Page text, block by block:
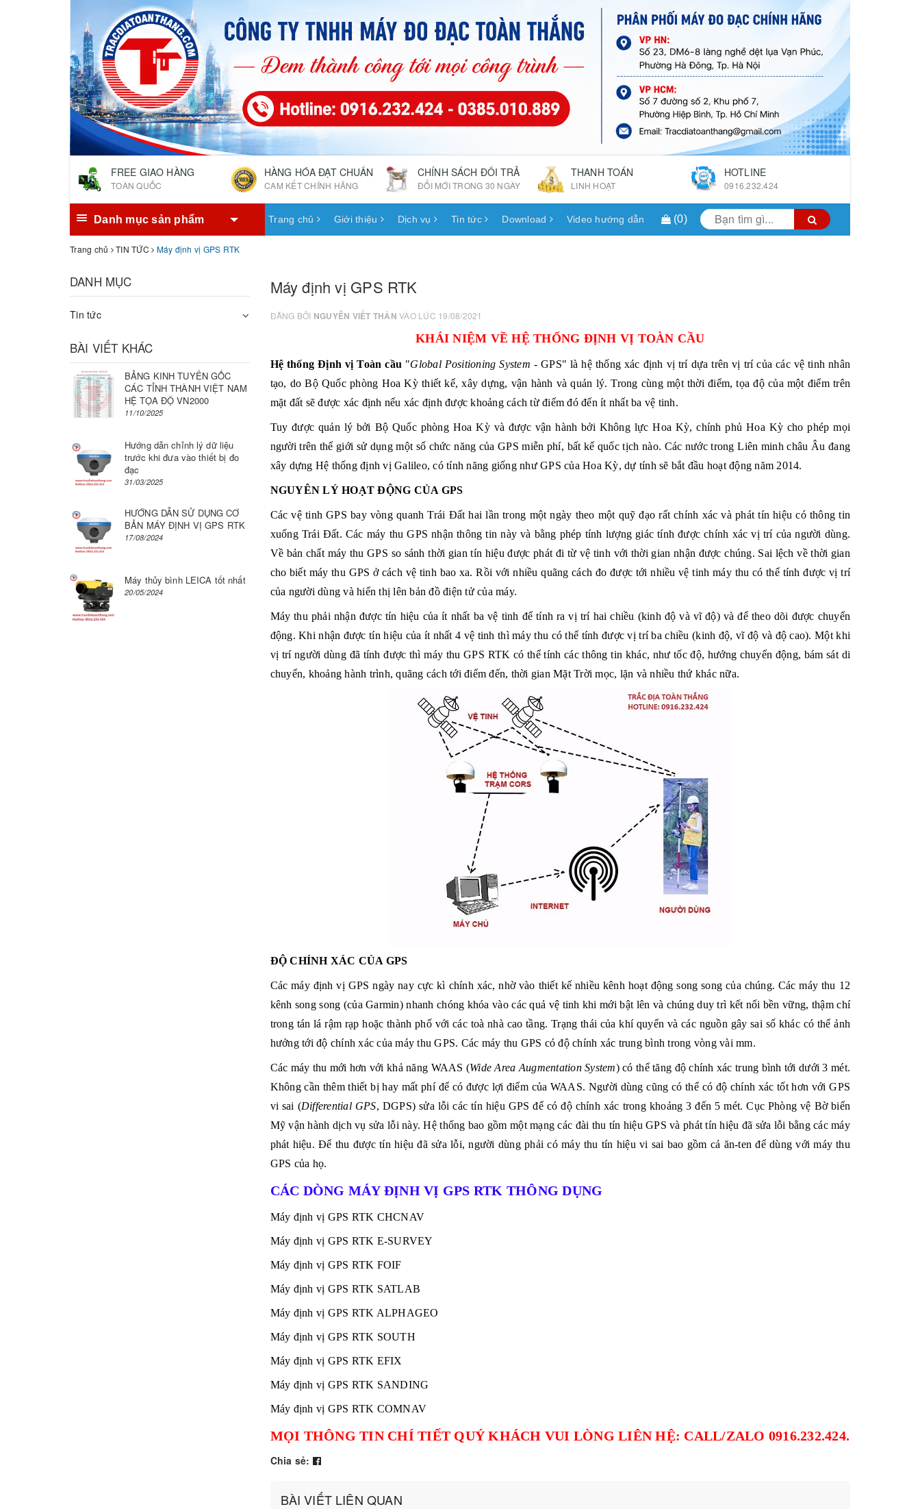
FREE GIAO HÀNG
TOÀN QUỐC
HÀNG HÓA ĐẠT CHUẨN
CAM KẾT CHÍNH HÃNG
CHÍNH SÁCH ĐỔI TRẢ
ĐỔI MỚI TRONG 30 NGÀY
THANH TOÁN
LINH HOẠT
HOTLINE
0916.232.424
Danh mục sản phẩm Trang chủ Giới thiệu Dịch vụ Tin tức Download Video hướng dẫn (0)
Trang chủ TIN TỨC Máy định vị GPS RTK
Máy định vị GPS RTK
ĐĂNG BỞI NGUYỄN VIẾT THẢN VÀO LÚC 19/08/2021
KHÁI NIỆM VỀ HỆ THỐNG ĐỊNH VỊ TOÀN CẦU
Hệ thống Định vị Toàn cầu "Global Positioning System - GPS" là hệ thống xác định vị trí dựa trên vị trí của các vệ tinh nhân
tạo, doBộ Quốc phòng Hoa Kỳthiết kế, xây dựng, vận hành và quản lý. Trong cùng một thời điểm, tọa độ của một điểm trên
mặt đất sẽ được xác định nếu xác định được khoảng cách từ điểm đó đến ít nhất ba vệ tinh.
Tuy được quản lý bởi Bộ Quốc phòng Hoa Kỳvà được vận hành bởi Không lực Hoa Kỳ, chính phủHoa Kỳ cho phép mọi
người trên thế giới sử dụng một số chức năng của GPS miễn phí, bất kể quốc tịch nào. Các nước trongLiên minh châu Âu đang
xây dựng Hệ thống định vị Galileo, có tính năng giống như GPS của Hoa Kỳ, dự tính sẽ bắt đầu hoạt động năm 2014.
NGUYÊN LÝ HOẠT ĐỘNG CỦA GPS
Cácvệ tinh GPS bay vòng quanh Trái Đất hai lần trong một ngày theo một quỹ đạo rất chính xác và phát tín hiệu có thông tin
xuống Trái Đất. Các máy thu GPS nhận thông tin này và bằng phép tính lượng giác tính được chính xác vị trí của người dùng.
Về bản chất máy thu GPS so sánh thời gian tín hiệu được phát đi từ vệ tinh với thời gian nhận được chúng. Sai lệch về thời gian
cho biết máy thu GPS ở cách vệ tinh bao xa. Rồi với nhiều quãng cách đo được tới nhiều vệ tinh máy thu có thể tính được vị trí
của người dùng và hiển thị lên bản đồ điện tử của máy.
Máy thu phải nhận được tín hiệu của ít nhất ba vệ tinh để tính ra vị trí hai chiều (kinh độ và vĩ độ) và để theo dõi được chuyển
động. Khi nhận được tín hiệu của ít nhất 4 vệ tinh thì máy thu có thể tính được vị trí ba chiều (kinh độ, vĩ độ và độ cao). Một khi
vị trí người dùng đã tính được thìmáy thu GPS RTK có thể tính các thông tin khác, như tốc độ, hướng chuyển động, bám sát di
chuyển, khoảng hành trình, quãng cách tới điểm đến, thời gian Mặt Trời mọc, lặn và nhiều thứ khác nữa.
ĐỘ CHÍNH XÁC CỦA GPS
Cácmáy định vị GPS ngày nay cực kì chính xác, nhờ vào thiết kế nhiều kênh hoạt động song song của chúng. Các máy thu 12
kênh song song (của Garmin) nhanh chóng khóa vào các quả vệ tinh khi mới bật lên và chúng duy trì kết nối bền vững, thậm chí
trong tán lá rậm rạp hoặc thành phố với các toà nhà cao tầng. Trạng thái củakhí quyển và các nguồn gây sai số khác có thể ảnh
hưởng tới độ chính xác của máy thu GPS. Các máy thu GPS có độ chính xác trung bình trong vòng vài mm.
Các máy thu mới hơn với khả năng WAAS (Wide Area Augmentation System) có thể tăng độ chính xác trung bình tới dưới 3 mét.
Không cần thêm thiết bị hay mất phí để có được lợi điểm của WAAS. Người dùng cũng có thể có độ chính xác tốt hơn vớiGPS
vi sai (Differential GPS, DGPS) sửa lỗi các tín hiệu GPS để có độ chính xác trong khoảng 3 đến 5 mét.Cục Phòng vệ Bờ biển
Mỹ vận hành dịch vụ sửa lỗi này. Hệ thống bao gồm một mạng các đài thu tín hiệu GPS và phát tín hiệu đã sửa lỗi bằng các máy
phát hiệu. Để thu được tín hiệu đã sửa lỗi, người dùng phải có máy thu tín hiệu vi sai bao gồm cả ăn-ten để dùng với máy thu
GPS của họ.
CÁC DÒNG MÁY ĐỊNH VỊ GPS RTK THÔNG DỤNG
Máy định vị GPS RTK CHCNAV
Máy định vị GPS RTK E-SURVEY
Máy định vị GPS RTK FOIF
Máy định vị GPS RTK SATLAB
Máy định vị GPS RTK ALPHAGEO
Máy định vị GPS RTK SOUTH
Máy định vị GPS RTK EFIX
Máy định vị GPS RTK SANDING
Máy định vị GPS RTK COMNAV
MỌI THÔNG TIN CHÍ TIẾT QUÝ KHÁCH VUI LÒNG LIÊN HỆ: CALL/ZALO 0916.232.424.
Chia sẻ:
BÀI VIẾT LIÊN QUAN
DANH MỤC
Tin tức
BÀI VIẾT KHÁC
BẢNG KINH TUYẾN GỐC
CÁC TỈNH THÀNH VIỆT NAM
HỆ TỌA ĐỘ VN2000
11/10/2025
Hướng dẫn chỉnh lý dữ liệu
trước khi đưa vào thiết bị đo
đạc
31/03/2025
HƯỚNG DẪN SỬ DỤNG CƠ
BẢN MÁY ĐỊNH VỊ GPS RTK
17/08/2024
Máy thủy bình LEICA tốt nhất
20/05/2024